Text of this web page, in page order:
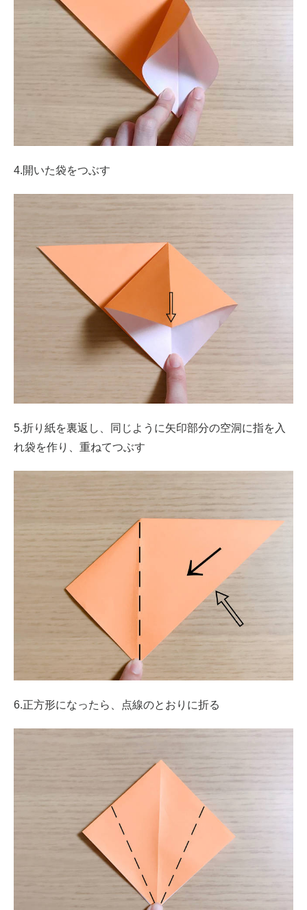
4.開いた袋をつぶす
5.折り紙を裏返し、同じように矢印部分の空洞に指を入
れ袋を作り、重ねてつぶす
6.正方形になったら、点線のとおりに折る